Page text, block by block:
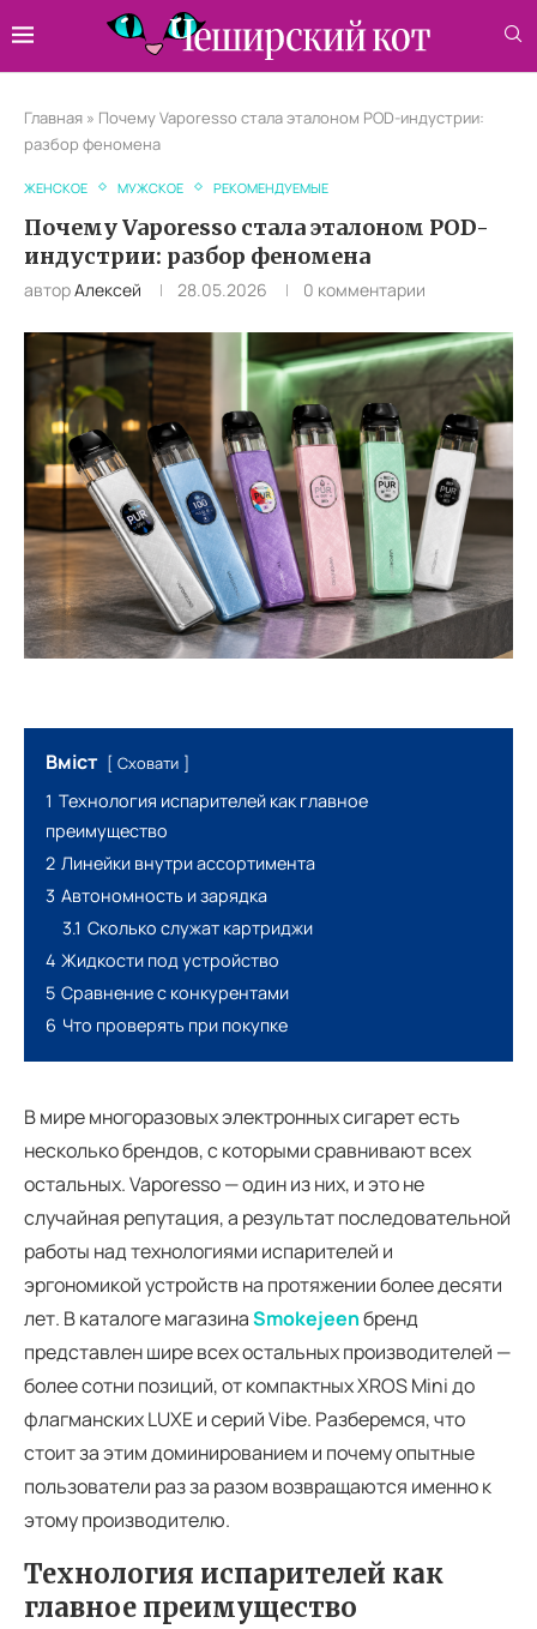
Главная » Почему Vaporesso стала эталоном POD-индустрии:
разбор феномена
ЖЕНСКОЕ МУЖСКОЕ РЕКОМЕНДУЕМЫЕ
Почему Vaporesso стала эталоном POD-
индустрии: разбор феномена
авторАлексей 28.05.2026 0 комментарии
Вміст Сховати
1 Технология испарителей как главное
преимущество
2 Линейки внутри ассортимента
3 Автономность и зарядка
3.1 Сколько служат картриджи
4 Жидкости под устройство
5 Сравнение с конкурентами
6 Что проверять при покупке
В мире многоразовых электронных сигарет есть
несколько брендов, с которыми сравнивают всех
остальных. Vaporesso — один из них, и это не
случайная репутация, а результат последовательной
работы над технологиями испарителей и
эргономикой устройств на протяжении более десяти
лет. В каталоге магазинаSmokejeenбренд
представлен шире всех остальных производителей —
более сотни позиций, от компактных XROS Mini до
флагманских LUXE и серий Vibe. Разберемся, что
стоит за этим доминированием и почему опытные
пользователи раз за разом возвращаются именно к
этому производителю.
Технология испарителей как
главное преимущество